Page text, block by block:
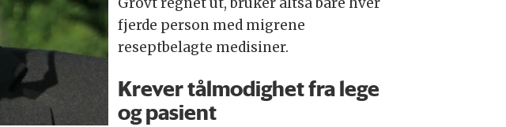
Grovt regnet ut, bruker altså bare hver
fjerde person med migrene
reseptbelagte medisiner.
Krever tålmodighet fra lege
og pasient